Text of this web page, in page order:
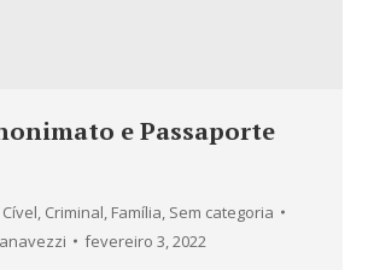
e Passaporte
Cível, Criminal, Família, Sem categoria
fevereiro 3, 2022